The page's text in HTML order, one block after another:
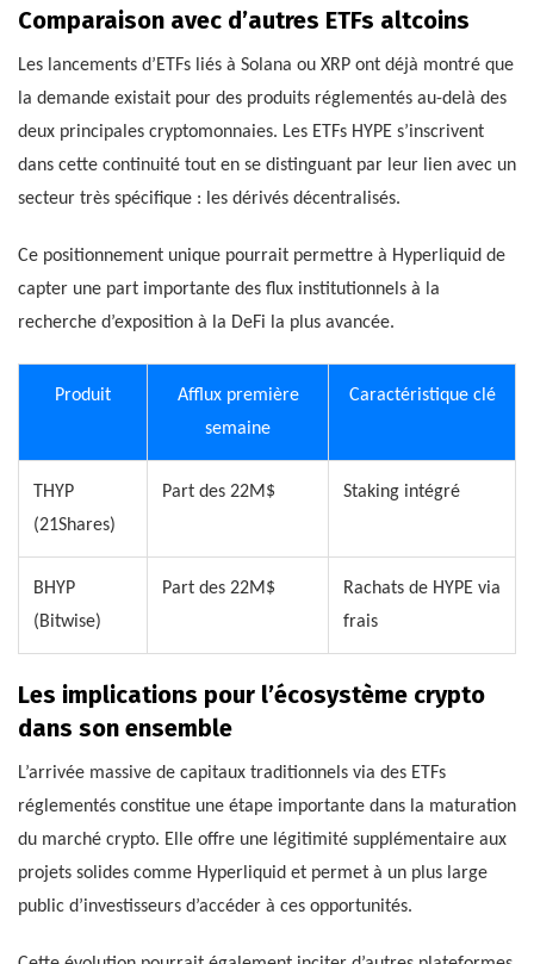
Comparaison avec d’autres ETFs altcoins
Les lancements d’ETFs liés à Solana ou XRP ont déjà montré que
la demande existait pour des produits réglementés au-delà des
deux principales cryptomonnaies. Les ETFs HYPE s’inscrivent
dans cette continuité tout en se distinguant par leur lien avec un
secteur très spécifique : les dérivés décentralisés.
Ce positionnement unique pourrait permettre à Hyperliquid de
capter une part importante des flux institutionnels à la
recherche d’exposition à la DeFi la plus avancée.
Produit
Afflux première
semaine
Caractéristique clé
THYP
(21Shares)
Part des 22M$ Staking intégré
BHYP
(Bitwise)
Part des 22M$
Rachats de HYPE via
frais
Les implications pour l’écosystème crypto
dans son ensemble
L’arrivée massive de capitaux traditionnels via des ETFs
réglementés constitue une étape importante dans la maturation
du marché crypto. Elle offre une légitimité supplémentaire aux
projets solides comme Hyperliquid et permet à un plus large
public d’investisseurs d’accéder à ces opportunités.